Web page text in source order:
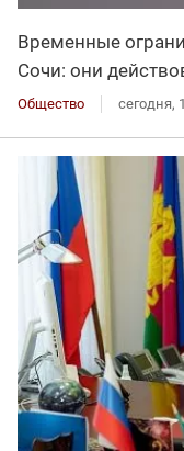
Временные
Сочи: они
Общество сегодня,